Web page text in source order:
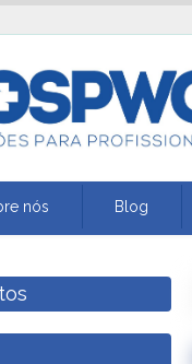
nós Blog